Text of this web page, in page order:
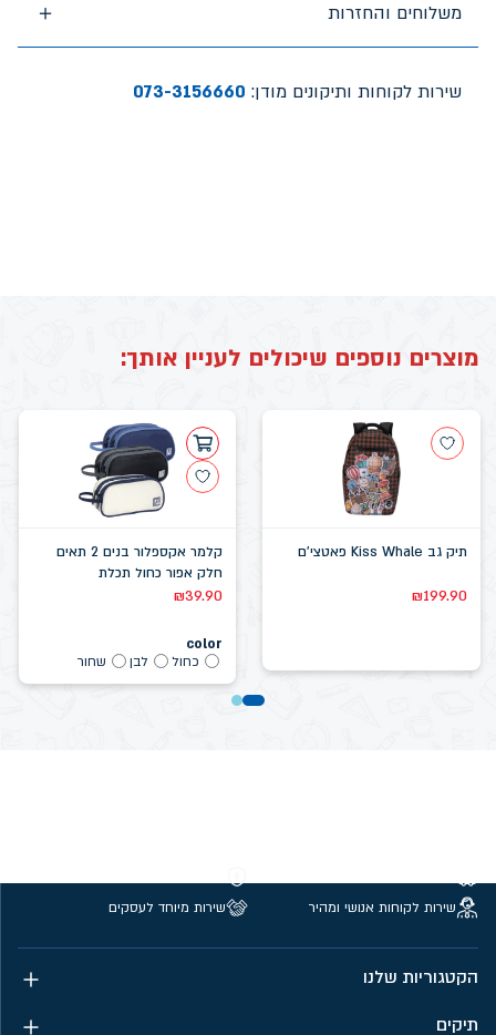
משלוחים והחזרות
שירות לקוחות ותיקונים מודן: 073-3156660
מוצרים נוספים שיכולים לעניין אותך:
תיק גב Kiss Whale פאטצי'ם
₪199.90
קלמר אקספלור בנים 2 תאים
חלק אפור כחול תכלת
₪39.90
color
כחול
לבן שחור
שירות לקוחות אנושי ומהיר
שירות מיוחד לעסקים
הקטגוריות שלנו
תיקים